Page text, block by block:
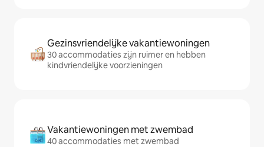
Gezinsvriendelijke vakantiewoningen
30 accommodaties zijn ruimer en hebben
kindvriendelijke voorzieningen
Vakantiewoningen met zwembad
40 accommodaties met zwembad